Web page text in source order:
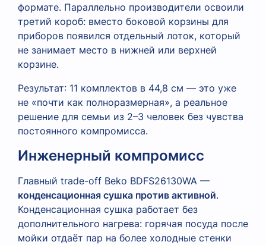
формате. Параллельно производители освоили
третий короб: вместо боковой корзины для
приборов появился отдельный лоток, который
не занимает место в нижней или верхней
корзине.
Результат: 11 комплектов в 44,8 см — это уже
не «почти как полноразмерная», а реальное
решение для семьи из 2–3 человек без чувства
постоянного компромисса.
Инженерный компромисс
Главный trade-off Beko BDFS26130WA —
конденсационная сушка против активной.
Конденсационная сушка работает без
дополнительного нагрева: горячая посуда после
мойки отдаёт пар на более холодные стенки